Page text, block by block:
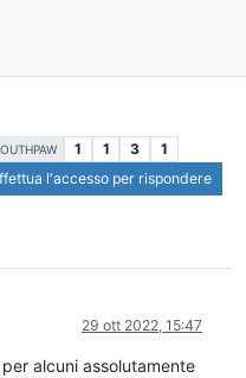
1 1 3
1
l'accesso per rispondere
29 ott 2022, 15:47
alcuni assolutamente